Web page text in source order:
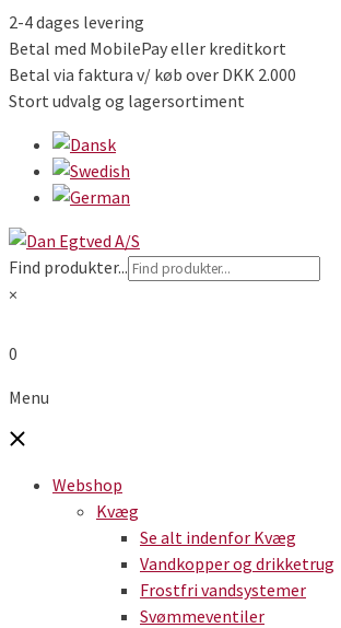
2-4 dages levering
Betal med MobilePay eller kreditkort
Betal via faktura v/ køb over DKK 2.000
Stort udvalg og lagersortiment
Find produkter...
×
0
Menu
Webshop
Kvæg
Se alt indenfor Kvæg
Vandkopper og drikketrug
Frostfri vandsystemer
Svømmeventiler